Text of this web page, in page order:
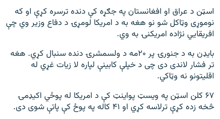
اسټن د عراق او افغانستان په جګړه کې دنده ترسره کړې او که
نوموړی وټاکل شو نو هغه به د امریکا لومړۍ د دفاع وزیر وي چې
افریقايي نژاده امریکنۍ به وي.
بایډن به د جنورۍ پر ۲۰مه د ولسمشرۍ دنده سنبال کړي. هغه
تر فشار لاندی دی چی د خپلې کابینې لپاره لا زیات غړي له
اقلیتونو نه وټاکي.
۶۷ کلن اسټن په ویسټ پواینټ کې د امریکا له پوځي اکیډمۍ
څخه زده کړې ترلاسه کړي او ۴۱ کاله په پوځ کې پاتې شوی دی.